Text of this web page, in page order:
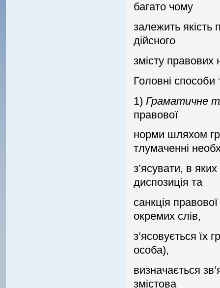
багато чому
залежить якiсть
дiйсного
змiсту правових
Головнi
1) Граматичне
правової
норми шляхом
тлумаченнi
з’ясувати, в
диспозицiя та
санкцiя
окремих слiв,
з’ясовується
особа),
визначається
змiстова